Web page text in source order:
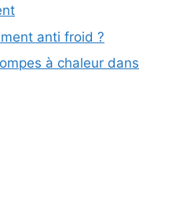
anti froid ?
à chaleur dans